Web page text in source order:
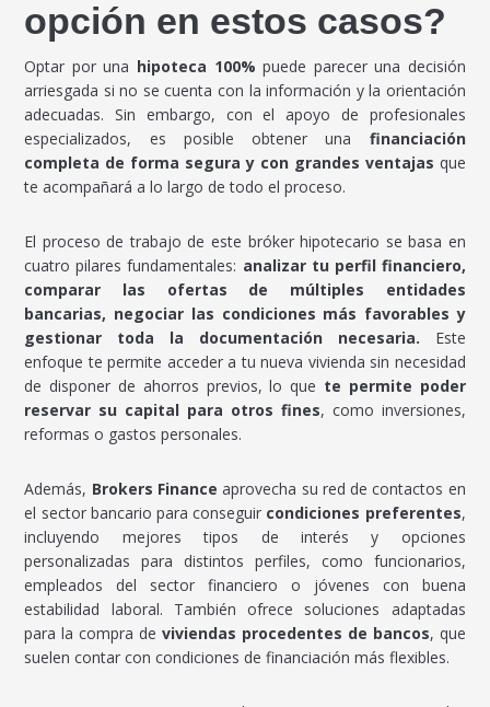
opción en estos casos?
Optar por una hipoteca 100% puede parecer una decisión
arriesgada si no se cuenta con la información y la orientación
adecuadas. Sin embargo, con el apoyo de profesionales
especializados, es posible obtener una financiación
completa de forma segura y con grandes ventajas que
te acompañará a lo largo de todo el proceso.
El proceso de trabajo de este bróker hipotecario se basa en
cuatro pilares fundamentales: analizar tu perfil financiero,
comparar las ofertas de múltiples entidades
bancarias, negociar las condiciones más favorables y
gestionar toda la documentación necesaria. Este
enfoque te permite acceder a tu nueva vivienda sin necesidad
de disponer de ahorros previos, lo que te permite poder
reservar su capital para otros fines, como inversiones,
reformas o gastos personales.
Además, Brokers Finance aprovecha su red de contactos en
el sector bancario para conseguir condiciones preferentes,
incluyendo mejores tipos de interés y opciones
personalizadas para distintos perfiles, como funcionarios,
empleados del sector financiero o jóvenes con buena
estabilidad laboral. También ofrece soluciones adaptadas
para la compra de viviendas procedentes de bancos, que
suelen contar con condiciones de financiación más flexibles.